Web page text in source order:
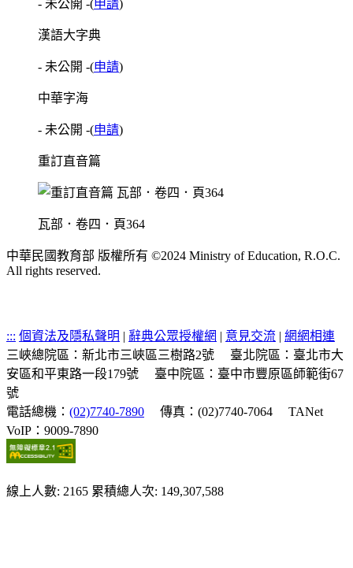
- 未公開 -(申請)
漢語大字典
- 未公開 -(申請)
中華字海
- 未公開 -(申請)
重訂直音篇
瓦部．卷四．頁364
中華民國教育部 版權所有 ©2024 Ministry of Education, R.O.C.
All rights reserved.
::: 個資法及隱私聲明 | 辭典公眾授權網 | 意見交流 | 網網相連
三峽總院區：新北市三峽區三樹路2號
臺北院區：臺北市大
安區和平東路一段179號
臺中院區：臺中市豐原區師範街67
號
電話總機： (02)7740-7890 傳真：(02)7740-7064
TANet
VoIP：9009-7890
線上人數: 2165 累積總人次: 149,307,588